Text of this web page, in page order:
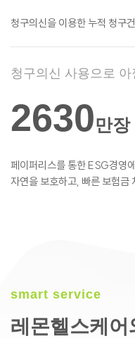
청구의신을 이용한 누적 청구
청구의신 사용으로 아
2630만장
페이퍼리스를 통한 ESG경영
자연을 보호하고, 빠른 보험금
smart service
레몬헬스케어